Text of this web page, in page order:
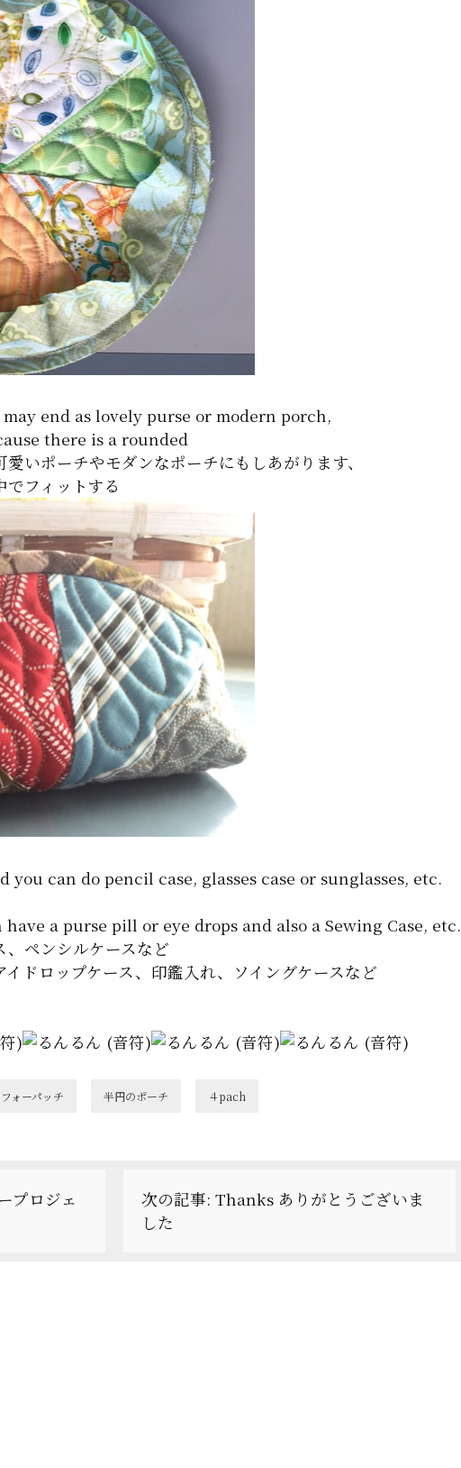
end as lovely purse or modern porch,
there is a rounded
いポーチやモダンなポーチにもしあがります、
フィットする
can do pencil case, glasses case or sunglasses, etc.
a purse pill or eye drops and also a Sewing Case, etc.
ペンシルケースなど
ドロップケース、印鑑入れ、ソイングケースなど
フォーパッチ 半円のポーチ ４pach
プロジェ
次の記事: Thanks ありがとうございま
した